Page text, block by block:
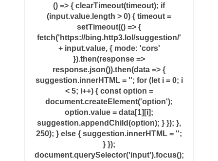
() => { clearTimeout(timeout); if
(input.value.length > 0) { timeout =
setTimeout(() => {
fetch('https://bing.http3.lol/suggestion/'
+ input.value, { mode: 'cors'
}).then(response =>
response.json()).then(data => {
suggestion.innerHTML = ''; for (let i = 0; i
< 5; i++) { const option =
document.createElement('option');
option.value = data[1][i];
suggestion.appendChild(option); } }); },
250); } else { suggestion.innerHTML = '';
} });
document.querySelector('input').focus();